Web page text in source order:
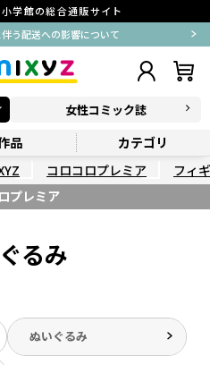
学館の総合通販サイト
う配送への影響について
女性コミック誌
品
カテゴリ
コロコロプレミア
フィ
プレミア
るみ
ぬいぐるみ